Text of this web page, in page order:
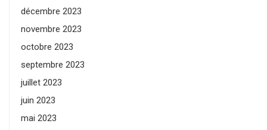
décembre 2023
novembre 2023
octobre 2023
septembre 2023
juillet 2023
juin 2023
mai 2023